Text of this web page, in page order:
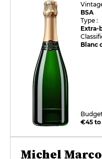
BSA
Type :
Extra-
Blanc
€45
Michel